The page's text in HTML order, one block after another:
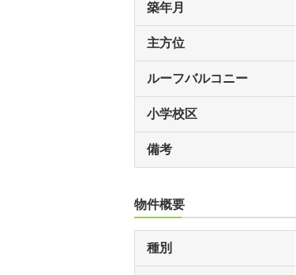
築年月
主方位
ルーフバルコニー
小学校区
備考
物件概要
種別